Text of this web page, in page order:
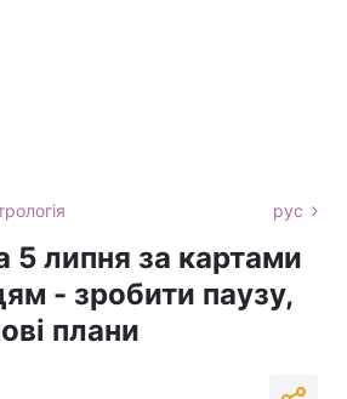
рус
5 липня за картами
- зробити паузу,
плани